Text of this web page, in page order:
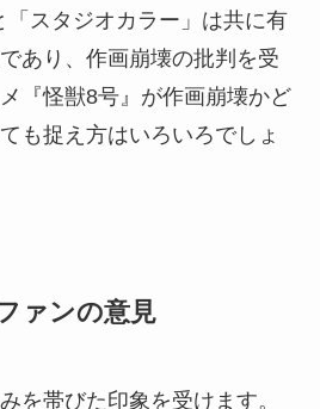
「スタジオカラー」は共に有
あり、作画崩壊の批判を受
『怪獣8号』が作画崩壊かど
も捉え方はいろいろでしょ
ァンの意見
を帯びた印象を受けます。